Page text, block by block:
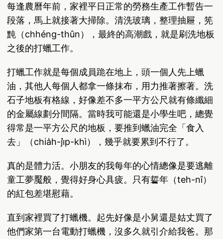
每逢農曆年前，家裡平日正常的勞務生產工作暫告一
段落，馬上就接著大掃除。清洗玻璃，整理抽屜，筅
黗（chhéng-thûn），最終的高潮戲，就是刷洗地板
之後的打蠟工作。
打蠟工作就是每個成員跪在地上，頭一個人先上蠟
油，其他人每個人都拿一條抹布，用力推著擦著。洗
石子地板有格線，好像差不多一平方公尺就有條纖細
的金屬線劃分間隔。當時我可能還是小學生吧，總覺
得常是一平方公尺的地板，要推到蠟油完全「食入
去」（chia̍h-ji̍p-khì），幾乎就要累到不行了。
真的是體力活。小朋友的我每年的心情總像是要逃離
童工夢魘般，覺得好身心具疲。只有硩年（teh-nî）
的紅包差堪慰藉。
直到家裡買了打蠟機。起先好像是小舅還是姑丈買了
他們家第一台電動打蠟機，沒多久就引介給我爸。那